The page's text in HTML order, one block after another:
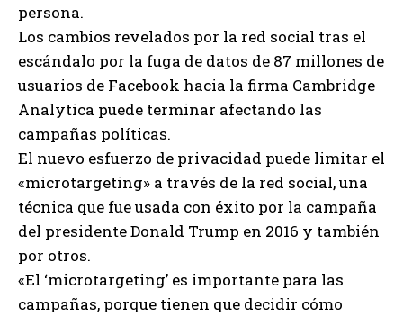
persona.
Los cambios revelados por la red social tras el
escándalo por la fuga de datos de 87 millones de
usuarios de Facebook hacia la firma Cambridge
Analytica puede terminar afectando las
campañas políticas.
El nuevo esfuerzo de privacidad puede limitar el
«microtargeting» a través de la red social, una
técnica que fue usada con éxito por la campaña
del presidente Donald Trump en 2016 y también
por otros.
«El ‘microtargeting’ es importante para las
campañas, porque tienen que decidir cómo